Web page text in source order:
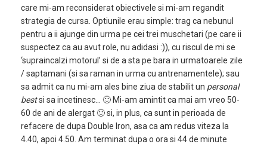
care mi-am reconsiderat obiectivele si mi-am regandit
strategia de cursa. Optiunile erau simple: trag ca nebunul
pentru a ii ajunge din urma pe cei trei muschetari (pe care ii
suspectez ca au avut role, nu adidasi :)), cu riscul de mi se
‘supraincalzi motorul’ si de a sta pe bara in urmatoarele zile
/ saptamani (si sa raman in urma cu antrenamentele); sau
sa admit ca nu mi-am ales bine ziua de stabilit un personal
bestsi sa incetinesc… 🙂 Mi-am amintit ca mai am vreo 50-
60 de ani de alergat 🙂 si, in plus, ca sunt in perioada de
refacere de dupa Double Iron, asa ca am redus viteza la
4.40, apoi 4.50. Am terminat dupa o ora si 44 de minute